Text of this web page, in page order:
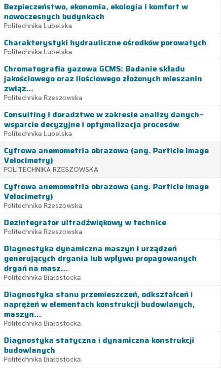
Bezpieczeństwo, ekonomia, ekologia i komfort w
nowoczesnych budynkach
Politechnika Lubelska
Charakterystyki hydrauliczne ośrodków porowatych
Politechnika Lubelska
Chromatografia gazowa GCMS: Badanie składu
jakościowego oraz ilościowego złożonych mieszanin
związ...
Politechnika Rzeszowska
Consulting i doradztwo w zakresie analizy danych–
wsparcie decyzyjne i optymalizacja procesów
Politechnika Lubelska
Cyfrowa anemometria obrazowa (ang. Particle Image
Velocimetry)
POLITECHNIKA RZESZOWSKA
Cyfrowa anemometria obrazowa (ang. Particle Image
Velocimetry)
Politechnika Rzeszowska
Dezintegrator ultradźwiękowy w technice
Politechnika Rzeszowska
Diagnostyka dynamiczna maszyn i urządzeń
generujących drgania lub wpływu propagowanych
drgań na masz...
Politechnika Białostocka
Diagnostyka stanu przemieszczeń, odkształceń i
naprężeń w elementach konstrukcji budowlanych,
maszyn...
Politechnika Białostocka
Diagnostyka statyczna i dynamiczna konstrukcji
budowlanych
Politechnika Białostocka